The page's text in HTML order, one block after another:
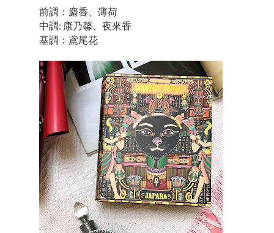
前調：麝香、薄荷
中調: 康乃馨、夜來香
基調：鳶尾花